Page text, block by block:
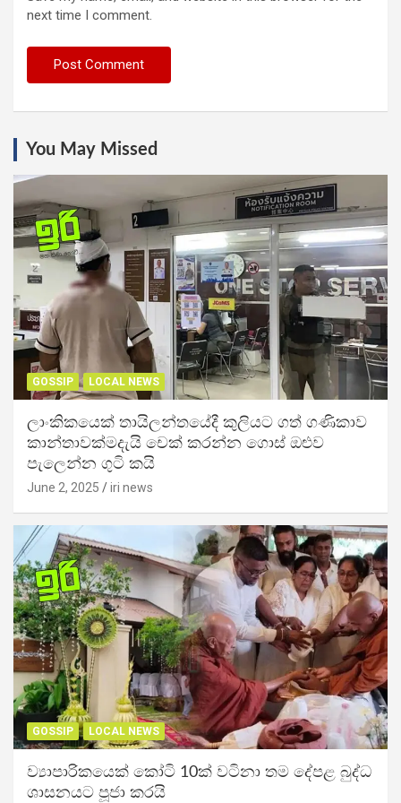
next time I comment.
You May Missed
GOSSIP LOCAL NEWS
ලාංකිකයෙක් තායිලන්තයේදී කුලියට ගත් ගණිකාව
කාන්තාවක්මදැයි චෙක් කරන්න ගොස් ඔළුව
පැලෙන්න ගුටි කයි
June 2, 2025 iri news
GOSSIP LOCAL NEWS
ව්‍යාපාරිකයෙක් කෝටි 10ක් වටිනා තම දේපළ බුද්ධ
ශාසනයට පූජා කරයි